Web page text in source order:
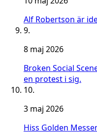
Alf Robertson är
9.
8 maj 2026
Broken Social
en protest i sig.
10.
3 maj 2026
Hiss Golden